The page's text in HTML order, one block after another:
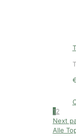
€
12
Next
Alle